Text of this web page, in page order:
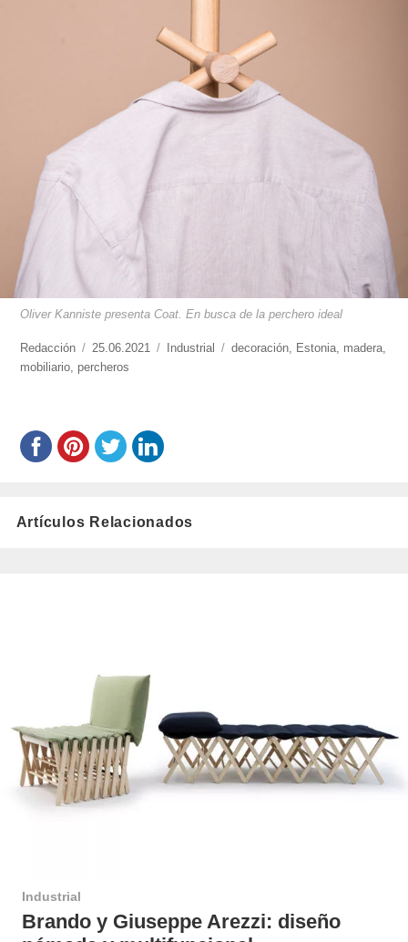
Oliver Kanniste presenta Coat. En busca de la perchero ideal
https://www.experimenta.es/author/redaccion/
Redacción
Publicado
el
25.06.2021 Categorías
Industrial Etiquetas
decoración Estonia madera
mobiliario percheros
Artículos Relacionados
Industrial
Brando y Giuseppe Arezzi: diseño